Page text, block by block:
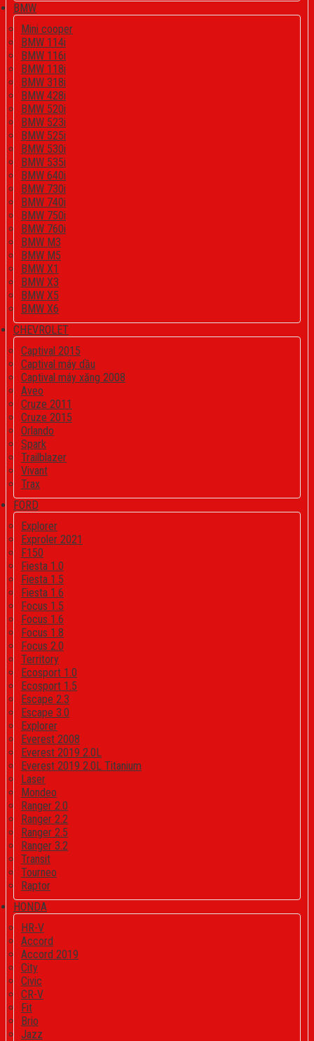
BMW
Mini cooper
BMW 114i
BMW 116i
BMW 118i
BMW 318i
BMW 428i
BMW 520i
BMW 523i
BMW 525i
BMW 530i
BMW 535i
BMW 640i
BMW 730i
BMW 740i
BMW 750i
BMW 760i
BMW M3
BMW M5
BMW X1
BMW X3
BMW X5
BMW X6
CHEVROLET
Captival 2015
Captival máy dầu
Captival máy xăng 2008
Aveo
Cruze 2011
Cruze 2015
Orlando
Spark
Trailblazer
Vivant
Trax
FORD
Explorer
Exproler 2021
F150
Fiesta 1.0
Fiesta 1.5
Fiesta 1.6
Focus 1.5
Focus 1.6
Focus 1.8
Focus 2.0
Territory
Ecosport 1.0
Ecosport 1.5
Escape 2.3
Escape 3.0
Explorer
Everest 2008
Everest 2019 2.0L
Everest 2019 2.0L Titanium
Laser
Mondeo
Ranger 2.0
Ranger 2.2
Ranger 2.5
Ranger 3.2
Transit
Tourneo
Raptor
HONDA
HR-V
Accord
Accord 2019
City
Civic
CR-V
Fit
Brio
Jazz